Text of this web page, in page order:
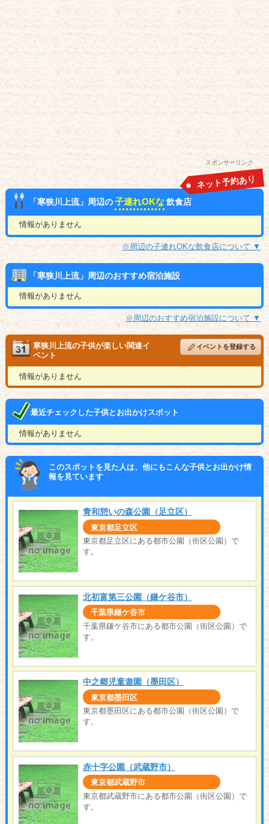
スポンサーリンク
「寒狭川上流」周辺の子連れOKな 飲食店
ネット予約あり
情報がありません
※周辺の子連れOKな飲食店について ▼
「寒狭川上流」周辺のおすすめ宿泊施設
情報がありません
※周辺のおすすめ宿泊施設について ▼
寒狭川上流の子供が楽しい関連イ
ベント
イベントを登録する
情報がありません
最近チェックした子供とお出かけスポット
情報がありません
このスポットを見た人は、他にもこんな子供とお出かけ情
報を見ています
青和憩いの森公園（足立区）
東京都足立区
東京都足立区にある都市公園（街区公園）で
す。
北初富第三公園（鎌ケ谷市）
千葉県鎌ケ谷市
千葉県鎌ケ谷市にある都市公園（街区公園）で
す。
中之郷児童遊園（墨田区）
東京都墨田区
東京都墨田区にある都市公園（街区公園）で
す。
赤十字公園（武蔵野市）
東京都武蔵野市
東京都武蔵野市にある都市公園（街区公園）で
す。